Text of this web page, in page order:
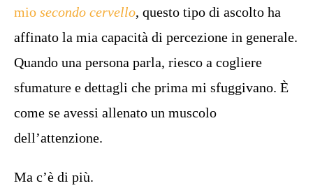
mio secondo cervello, questo tipo di ascolto ha
affinato la mia capacità di percezione in generale.
Quando una persona parla, riesco a cogliere
sfumature e dettagli che prima mi sfuggivano. È
come se avessi allenato un muscolo
dell’attenzione.
Ma c’è di più.